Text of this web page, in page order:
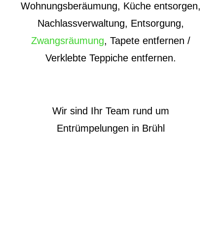
Wohnungsberäumung, Küche entsorgen,
Nachlassverwaltung, Entsorgung,
Zwangsräumung, Tapete entfernen /
Verklebte Teppiche entfernen.
Wir sind Ihr Team rund um
Entrümpelungen in Brühl